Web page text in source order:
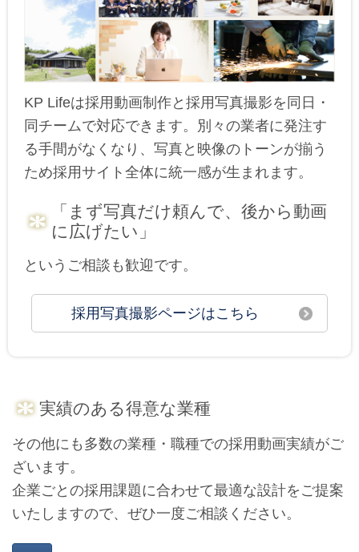
KP Lifeは採用動画制作と採用写真撮影を同日・
同チームで対応できます。別々の業者に発注す
る手間がなくなり、写真と映像のトーンが揃う
ため採用サイト全体に統一感が生まれます。
「まず写真だけ頼んで、後から動画
に広げたい」
というご相談も歓迎です。
採用写真撮影ページはこちら
実績のある得意な業種
その他にも多数の業種・職種での採用動画実績がご
ざいます。
企業ごとの採用課題に合わせて最適な設計をご提案
いたしますので、ぜひ一度ご相談ください。